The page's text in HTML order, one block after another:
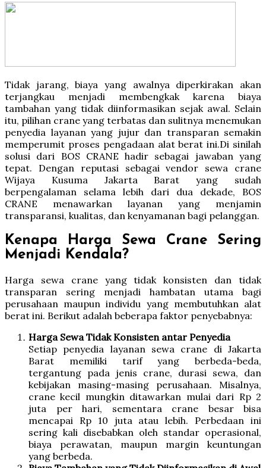
Tidak jarang, biaya yang awalnya diperkirakan akan
terjangkau menjadi membengkak karena biaya
tambahan yang tidak diinformasikan sejak awal. Selain
itu, pilihan crane yang terbatas dan sulitnya menemukan
penyedia layanan yang jujur dan transparan semakin
memperumit proses pengadaan alat berat ini.Di sinilah
solusi dari BOS CRANE hadir sebagai jawaban yang
tepat. Dengan reputasi sebagai vendor sewa crane
Wijaya Kusuma Jakarta Barat yang sudah
berpengalaman selama lebih dari dua dekade, BOS
CRANE menawarkan layanan yang menjamin
transparansi, kualitas, dan kenyamanan bagi pelanggan.
Kenapa Harga Sewa Crane Sering
Menjadi Kendala?
Harga sewa crane yang tidak konsisten dan tidak
transparan sering menjadi hambatan utama bagi
perusahaan maupun individu yang membutuhkan alat
berat ini. Berikut adalah beberapa faktor penyebabnya:
Harga Sewa Tidak Konsisten antar Penyedia
Setiap penyedia layanan sewa crane di Jakarta
Barat memiliki tarif yang berbeda-beda,
tergantung pada jenis crane, durasi sewa, dan
kebijakan masing-masing perusahaan. Misalnya,
crane kecil mungkin ditawarkan mulai dari Rp 2
juta per hari, sementara crane besar bisa
mencapai Rp 10 juta atau lebih. Perbedaan ini
sering kali disebabkan oleh standar operasional,
biaya perawatan, maupun margin keuntungan
yang berbeda.